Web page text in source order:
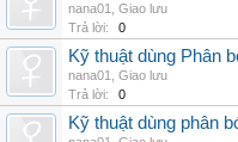
nana01
Giao lưu
Trả lời:
0
Kỹ thuật dùng Phân
nana01
Giao lưu
Trả lời:
0
Kỹ thuật dùng phân